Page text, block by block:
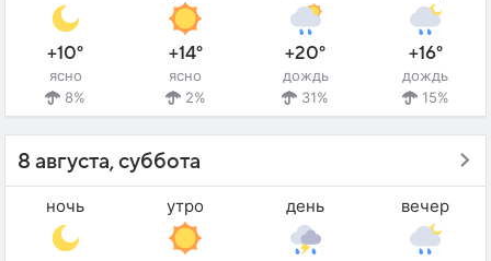
+10°
ясно
8%
+14°
ясно
2%
+20°
дождь
31%
+16°
дождь
15%
8 августа, суббота
ночь утро день вечер